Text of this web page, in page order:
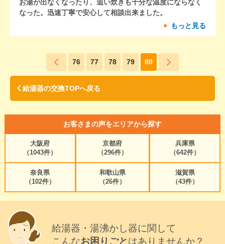
お湯が出なくなったり、追い炊きも十分な温度にならなく
なった。迅速丁寧で安心して相談出来ました。
もっと見る
76 77 78 79 80
給湯器の交換TOPへ戻る
お客さまの声をエリアから探す
大阪府
（1043件）
京都府
（296件）
兵庫県
（642件）
奈良県
（102件）
和歌山県
（26件）
滋賀県
（43件）
給湯器・湯沸かし器に関して
こんなお困りごとはありませんか？